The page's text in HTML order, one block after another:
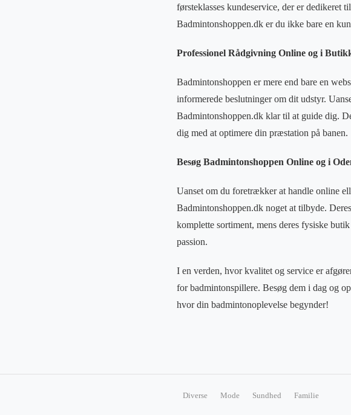
førsteklasses kundeservice, der er dedikeret
Badmintonshoppen.dk er du ikke bare en
Professionel Rådgivning Online og i
Badmintonshoppen er mere end bare en
informerede beslutninger om dit udstyr.
Badmintonshoppen.dk klar til at guide dig.
dig med at optimere din præstation på banen.
Besøg Badmintonshoppen Online og i
Uanset om du foretrækker at handle online
Badmintonshoppen.dk noget at tilbyde.
komplette sortiment, mens deres fysiske
passion.
I en verden, hvor kvalitet og service er
for badmintonspillere. Besøg dem i dag og
hvor din badmintonoplevelse begynder!
Diverse Mode Sundhed Familie